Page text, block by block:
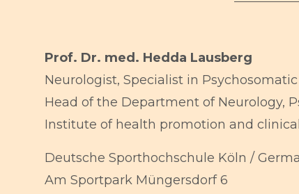
Prof. Dr. med. Hedda Lausberg
Neurologist, Specialist in
Head of the Department of Neurology,
Institute of health promotion and
Deutsche Sporthochschule Köln /
Am Sportpark Müngersdorf 6